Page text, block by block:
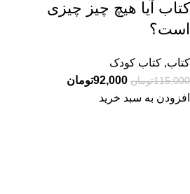
کتاب آیا هیچ چیز چیزی
است؟
کتاب, کتاب کودک
115,000تومان 92,000تومان
افزودن به سبد خرید